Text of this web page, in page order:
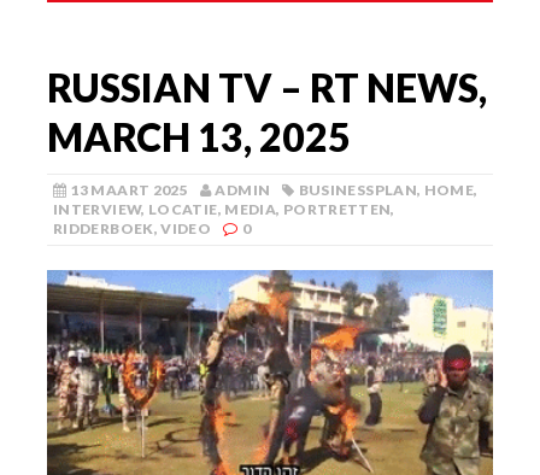
RUSSIAN TV – RT NEWS,
MARCH 13, 2025
13 MAART 2025 ADMIN BUSINESSPLAN, HOME,
INTERVIEW, LOCATIE, MEDIA, PORTRETTEN,
RIDDERBOEK,VIDEO 0